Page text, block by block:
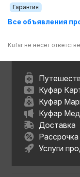
Гарантия
Все объявления
Kufar не несет
Куфар
Куфар
Куфар
Доставка
Рассрочка
Услуги